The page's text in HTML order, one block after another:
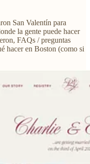
San Valentín para
la gente puede hacer
FAQs / preguntas
hacer en Boston (como si